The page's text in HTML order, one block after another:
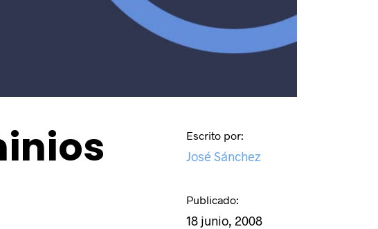
Escrito por:
José Sánchez
Publicado:
18 junio, 2008